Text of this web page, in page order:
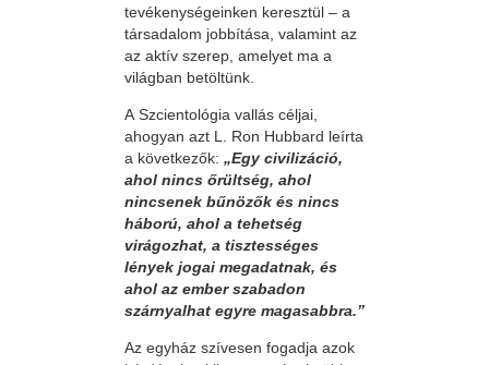
tevékenységeinken keresztül – a
társadalom jobbítása, valamint az
az aktív szerep, amelyet ma a
világban betöltünk.
A Szcientológia vallás céljai,
ahogyan azt L. Ron Hubbard leírta
a következők: „Egy civilizáció,
ahol nincs őrültség, ahol
nincsenek bűnözők és nincs
háború, ahol a tehetség
virágozhat, a tisztességes
lények jogai megadatnak, és
ahol az ember szabadon
szárnyalhat egyre magasabbra.”
Az egyház szívesen fogadja azok